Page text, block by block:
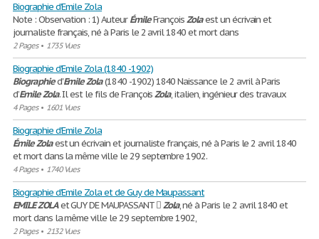
Biographie d'Emile Zola
Note : Observation : 1) AuteurÉmileFrançoisZolaest un écrivain et
journaliste français, né à Paris le 2 avril 1840 et mort dans
2 Pages• 1735 Vues
Biographie d'Emile Zola (1840 -1902)
Biographied'EmileZola(1840 -1902) 1840 Naissance le 2 avril à Paris
d’EmileZola. Il est le fils de FrançoisZola, italien, ingénieur des travaux
4 Pages• 1601 Vues
Biographie d’Emile Zola
ÉmileZolaest un écrivain et journaliste français, né à Paris le 2 avril 1840
et mort dans la même ville le 29 septembre 1902.
4 Pages• 1740 Vues
Biographie d'Emile Zola et de Guy de Maupassant
EMILEZOLAet GUY DE MAUPASSANT Zola, né à Paris le 2 avril 1840 et
mort dans la même ville le 29 septembre 1902,
2 Pages• 2132 Vues